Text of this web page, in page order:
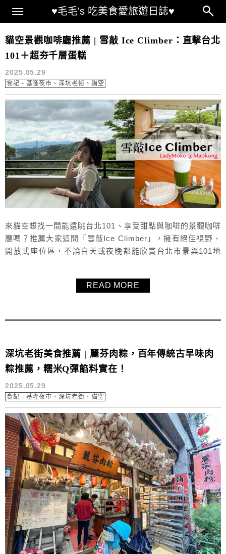
♥毛毛's 吃美食愛旅遊日誌♥
Main Menu
食記 – 基隆夜市、深坑老街、貓空
貓空景觀咖啡廳推薦 | 雪敲 Ice Climber：直擊台北
101＋超夯千層蛋糕
2025.05.29
食記 - 基隆夜市、深坑老街、貓空
來貓空想找一間能遠眺台北101、享受甜點與咖啡的景觀咖啡
廳嗎？推薦大家這間「雪敲Ice Climber」，擁有絕佳視野、
開放式座位區，不論白天或夜晚都能欣賞台北市景與101地
糕，無論是情侶約會、朋友聚會，還是自己一個人來放空放
READ MORE
深坑老街美食推薦 | 麗芬肉粽，百年傳統古早味肉
粽推薦，糯米Q彈餡料實在！
2025.05.29
食記 - 基隆夜市、深坑老街、貓空